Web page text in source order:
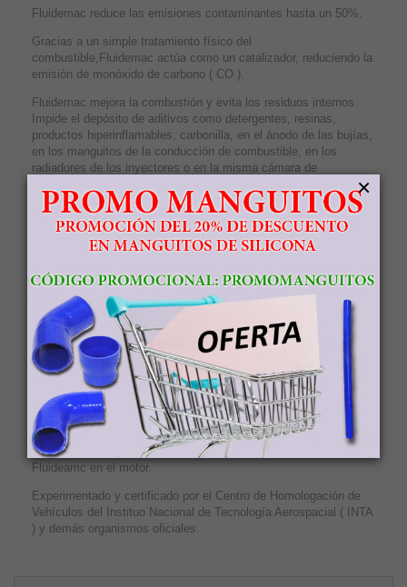
Fluidemac reduce las emisiones contaminantes hasta un 50%.
Gracias a un simple tratamiento físico del
combustible,Fluidemac actúa como un catalizador, reduciendo la
emisión de monóxido de carbono ( CO ).
Fluidemac mejora la combustión y evita los residuos internos.
Impide el depósito de aditivos como detergentes, resinas,
productos hiperinflamables, carbonilla, en el ánodo de las bujías,
en los manguitos de la conducción de combustible, en los
radiadores de los inyectores o en la misma cámara de
combustión, mantenié;ndolos perfectamente limpios. Demac es
de fácil instalación. Justo en la entrada de combustible al motor.
Aplicaciones Fluidemac:
· Empresas de transportes. En flotas de barcos o aviones, el
ahorro en el consumo de combustible es muy importante.
· Fábricas. La reducción en costes de mantenimiento es muy
significativa.
· Maquinaria agrícola. Ahorro de combustible cuidando el medio
ambiente.
· Flotas profesionales. Ambulancias, coches de bomberos,
autobuses, camiones, taxis, etc.
· Vehículos particulares. Todos se benefician del ahorro en
combustible y mantenimiento que supone la fácil instalación de
Fluideamc en el motor.
Experimentado y certificado por el Centro de Homologación de
Vehículos del Instituo Nacional de Tecnología Aerospacial ( INTA
) y demás organismos oficiales.
×